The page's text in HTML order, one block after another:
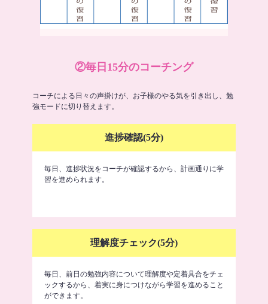
②毎日15分のコーチング
コーチによる日々の声掛けが、お子様のやる気を引き出し、勉
強モードに切り替えます。
進捗確認(5分)
毎日、進捗状況をコーチが確認するから、計画通りに学
習を進められます。
理解度チェック(5分)
毎日、前日の勉強内容について理解度や定着具合をチェ
ックするから、着実に身につけながら学習を進めること
ができます。